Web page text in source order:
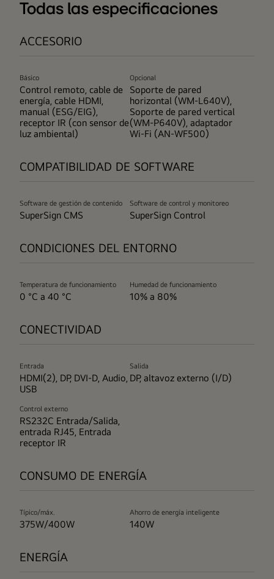
Todas las especificaciones
ACCESORIO
Básico
Control remoto, cable de
energía, cable HDMI,
manual (ESG/EIG),
receptor IR (con sensor de
luz ambiental)
Opcional
Soporte de pared
horizontal (WM-L640V),
Soporte de pared vertical
(WM-P640V), adaptador
Wi-Fi (AN-WF500)
COMPATIBILIDAD DE SOFTWARE
Software de gestión de contenido
SuperSign CMS
Software de control y monitoreo
SuperSign Control
CONDICIONES DEL ENTORNO
Temperatura de funcionamiento
0 °C a 40 °C
Humedad de funcionamiento
10% a 80%
CONECTIVIDAD
Entrada
HDMI(2), DP, DVI-D, Audio,
USB
Salida
DP, altavoz externo (I/D)
Control externo
RS232C Entrada/Salida,
entrada RJ45, Entrada
receptor IR
CONSUMO DE ENERGÍA
Típico/máx.
375W/400W
Ahorro de energía inteligente
140W
ENERGÍA